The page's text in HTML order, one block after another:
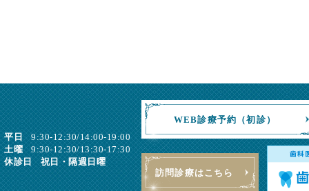
平日
9:30-12:30/14:00-19:00
土曜
9:30-12:30/13:30-17:30
休診日
祝日・隔週日曜
WEB診療予約（初診）
訪問診療はこちら